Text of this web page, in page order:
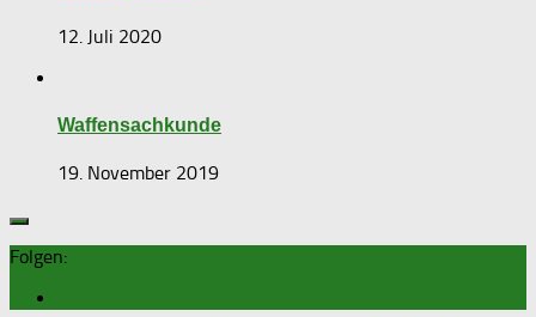
12. Juli 2020
Waffensachkunde
19. November 2019
Folgen: